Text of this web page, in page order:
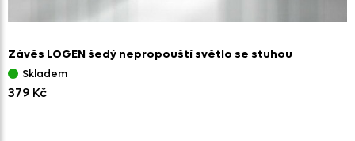
Závěs LOGEN šedý nepropouští světlo se stuhou
Skladem
379 Kč